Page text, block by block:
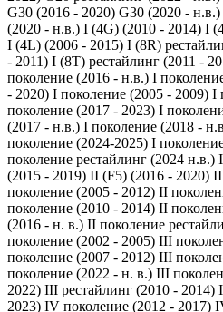
G30 (2016 - 2020) G30 (2020 - н.в.)
(2020 - н.в.) I (4G) (2010 - 2014) I
I (4L) (2006 - 2015) I (8R)
- 2011) I (8T) рестайлинг (2011 -
поколение (2016 - н.в.) I
- 2020) I поколение (2005 - 2009) I
поколение (2017 - 2023) I
(2017 - н.в.) I поколение (2018 -
поколение (2024-2025) I
поколение рестайлинг (2024 н.в.)
(2015 - 2019) II (F5) (2016 - 2020) II
поколение (2005 - 2012) II
поколение (2010 - 2014) II
(2016 - н. в.) II поколение
поколение (2002 - 2005) III
поколение (2007 - 2012) III
поколение (2022 - н. в.) III
2022) III рестайлинг (2010 - 2014)
2023) IV поколение (2012 - 2017)